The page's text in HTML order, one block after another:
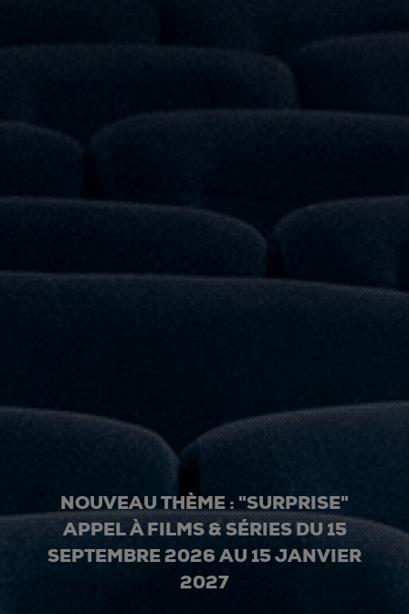
NOUVEAU THÈME : "SURPRISE"
APPEL À FILMS & SÉRIES DU 15
SEPTEMBRE 2026 AU 15 JANVIER
2027